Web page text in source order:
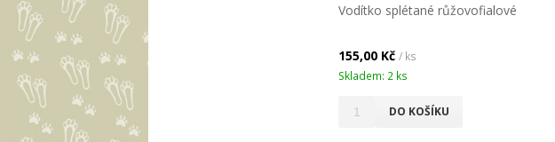
Vodítko splétané růžovofialové
155,00 Kč / ks
Skladem: 2 ks
DO KOŠÍKU